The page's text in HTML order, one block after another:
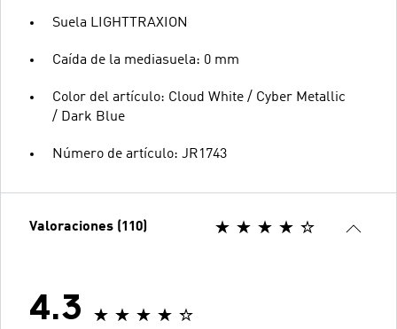
Suela LIGHTTRAXION
Caída de la mediasuela: 0 mm
Color del artículo: Cloud White / Cyber Metallic
/ Dark Blue
Número de artículo: JR1743
Valoraciones (110)
4.3